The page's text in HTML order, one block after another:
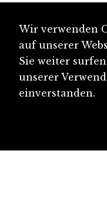
Wir verwenden
auf unserer
Sie weiter
unserer
einverstanden.